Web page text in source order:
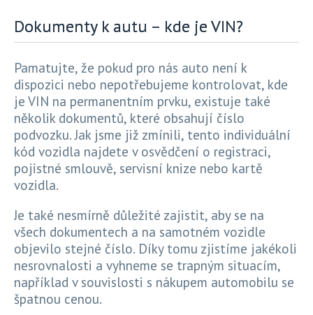
Dokumenty k autu – kde je VIN?
Pamatujte, že pokud pro nás auto není k
dispozici nebo nepotřebujeme kontrolovat, kde
je VIN na permanentním prvku, existuje také
několik dokumentů, které obsahují číslo
podvozku. Jak jsme již zmínili, tento individuální
kód vozidla najdete v osvědčení o registraci,
pojistné smlouvě, servisní knize nebo kartě
vozidla.
Je také nesmírně důležité zajistit, aby se na
všech dokumentech a na samotném vozidle
objevilo stejné číslo. Díky tomu zjistíme jakékoli
nesrovnalosti a vyhneme se trapným situacím,
například v souvislosti s nákupem automobilu se
špatnou cenou.